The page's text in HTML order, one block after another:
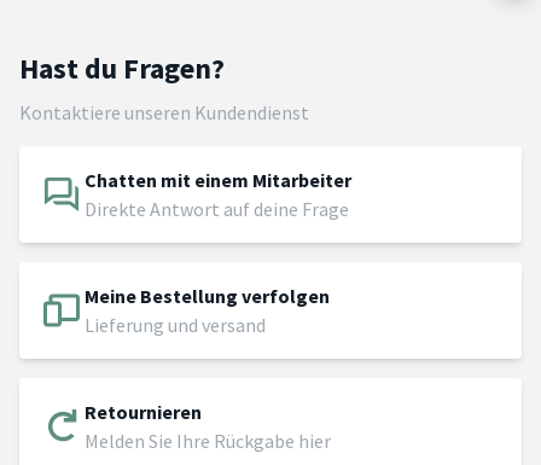
Hast du Fragen?
Kontaktiere unseren Kundendienst
Chatten mit einem Mitarbeiter
Direkte Antwort auf deine Frage
Meine Bestellung verfolgen
Lieferung und versand
Retournieren
Melden Sie Ihre Rückgabe hier